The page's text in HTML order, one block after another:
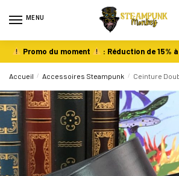
MENU
Promo du moment : Réduction de 15%
Accueil / Accessoires Steampunk / Ceinture